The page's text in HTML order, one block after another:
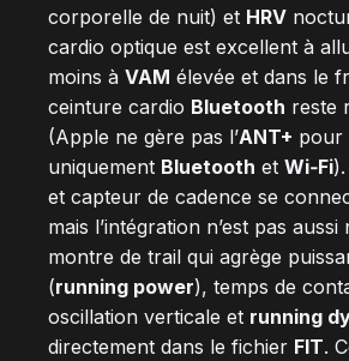
corporelle de nuit) et HRV
cardio optique est excellent à
moins à VAM élevée et dans le
ceinture cardio Bluetooth reste
(Apple ne gère pas l’ANT+ pour
uniquement Bluetooth et Wi‑Fi).
et capteur de cadence se
mais l’intégration n’est pas aussi
montre de trail qui agrège
(running power), temps de
oscillation verticale et running
directement dans le fichier FIT.